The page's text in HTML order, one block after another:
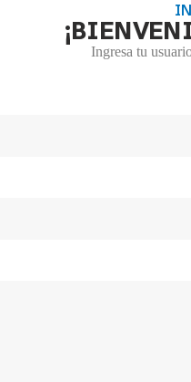
Ingresa tu